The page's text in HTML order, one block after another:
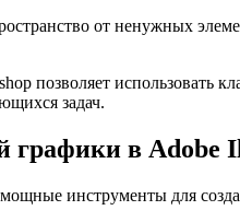
от ненужных
позволяет использовать
задач.
графики в Adobe
мощные инструменты для